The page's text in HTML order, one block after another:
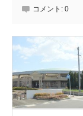
コメント: 0